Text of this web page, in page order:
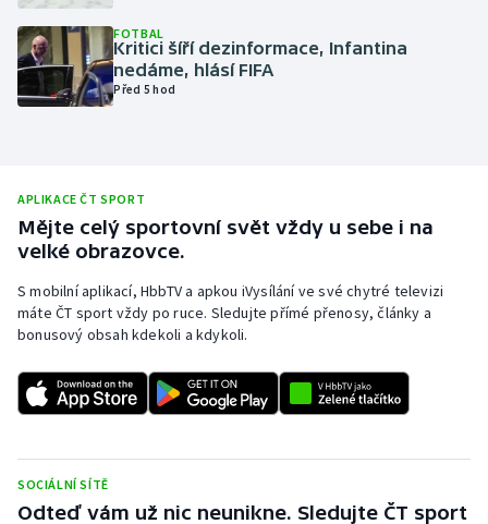
Olympijské hry
Parasport
Ragby
Rychlobruslení
Rychlostní kanoistika
Short track
FOTBAL
Kritici šíří dezinformace, Infantina
nedáme, hlásí FIFA
Před 5 hod
APLIKACE ČT SPORT
Mějte celý sportovní svět vždy u sebe i na
velké obrazovce.
S mobilní aplikací, HbbTV a apkou iVysílání ve své chytré televizi
máte ČT sport vždy po ruce. Sledujte přímé přenosy, články a
bonusový obsah kdekoli a kdykoli.
SOCIÁLNÍ SÍTĚ
Odteď vám už nic neunikne. Sledujte ČT sport